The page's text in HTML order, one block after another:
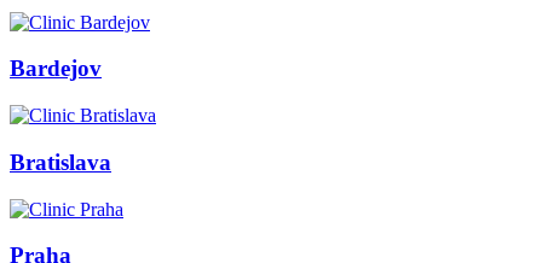
Bardejov
Bratislava
Praha